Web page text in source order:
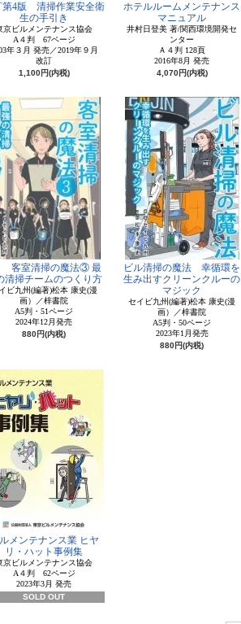
第4版 清掃作業安全衛
生の手引き
京ビルメンテナンス協会
A４判 67ページ
年３月 発売／2019年９月
改訂
1,100円(内税)
ホテルルームメンテナンス
マニュアル
井村日登美 著/関西環境開発セ
ンター
Ａ４判 128頁
2016年8月 発売
4,070円(内税)
客室清掃の魔法③ 最
清掃チームのつくり方
ビ九州(編著)松本 康史(漫
画）／梓書院
A5判・51ページ
2024年12月発売
880円(内税)
ビル清掃の魔法 幸循環を
生み出すクリーンクルーの
マジック
セイビ九州(編著)松本 康史(漫
画）／梓書院
A5判・50ページ
2023年1月発売
880円(内税)
メンテナンス業 ヒヤ
リ・ハット事例集
京ビルメンテナンス協会
A４判 62ページ
2023年3月 発売
SOLD OUT